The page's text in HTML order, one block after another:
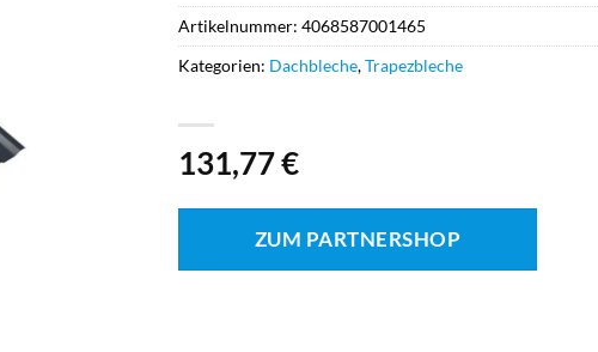
131,77€
ZUM PARTNERSHOP
Artikelnummer: 4068587001465
Kategorien: Dachbleche,Trapezbleche